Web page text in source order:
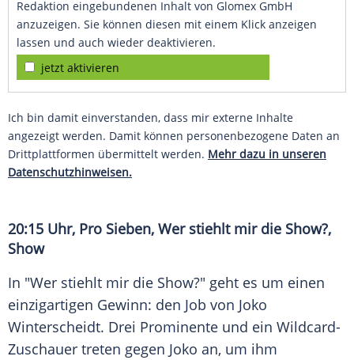
Redaktion eingebundenen Inhalt von Glomex GmbH
anzuzeigen. Sie können diesen mit einem Klick anzeigen
lassen und auch wieder deaktivieren.
jetzt aktivieren
Ich bin damit einverstanden, dass mir externe Inhalte
angezeigt werden. Damit können personenbezogene Daten an
Drittplattformen übermittelt werden. Mehr dazu in unseren
Datenschutzhinweisen.
20:15 Uhr, Pro Sieben, Wer stiehlt mir die Show?,
Show
In "Wer stiehlt mir die Show?" geht es um einen
einzigartigen Gewinn: den Job von Joko
Winterscheidt. Drei Prominente und ein Wildcard-
Zuschauer treten gegen Joko an, um ihm